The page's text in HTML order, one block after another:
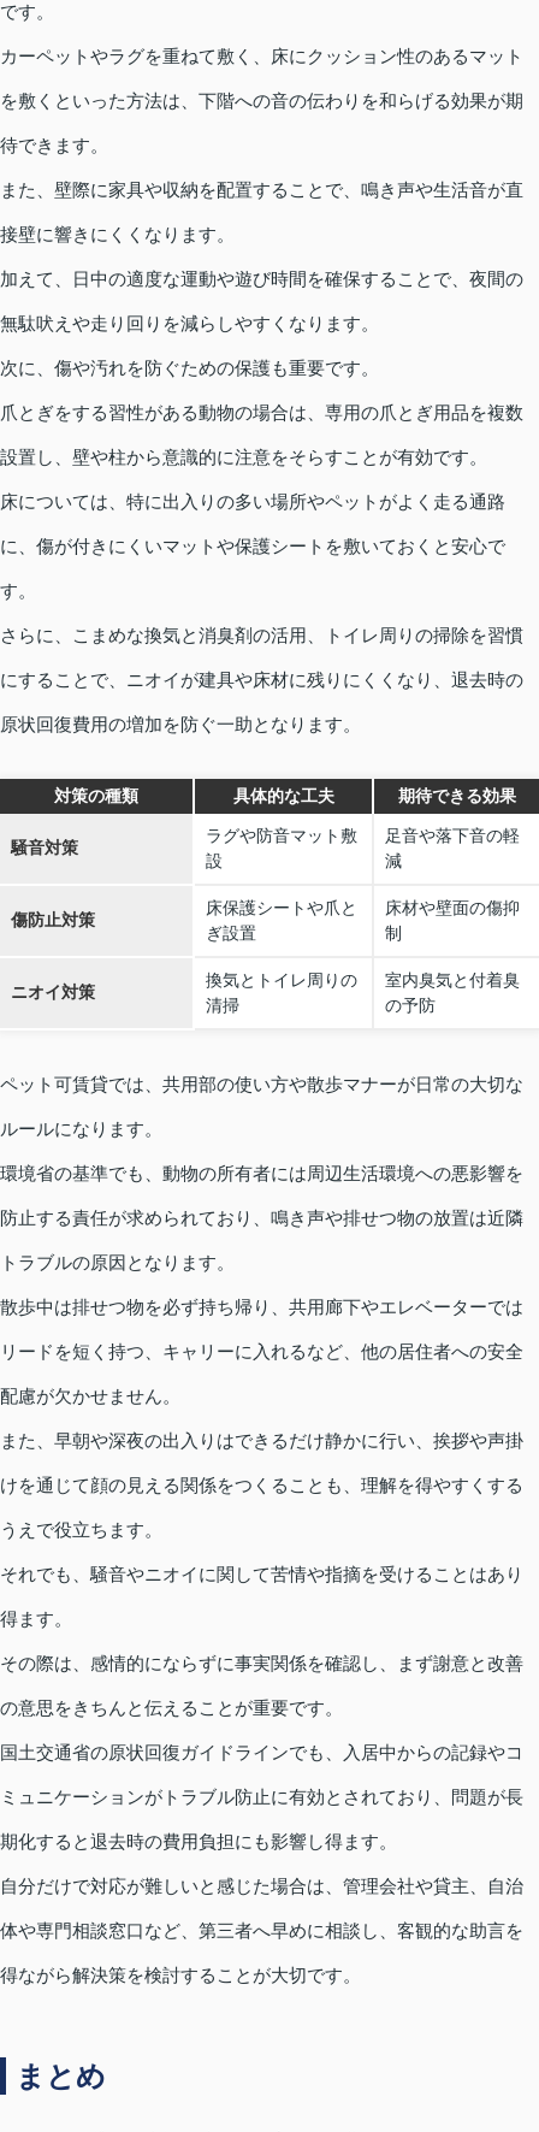
です。
カーペットやラグを重ねて敷く、床にクッション性のあるマット
を敷くといった方法は、下階への音の伝わりを和らげる効果が期
待できます。
また、壁際に家具や収納を配置することで、鳴き声や生活音が直
接壁に響きにくくなります。
加えて、日中の適度な運動や遊び時間を確保することで、夜間の
無駄吠えや走り回りを減らしやすくなります。
次に、傷や汚れを防ぐための保護も重要です。
爪とぎをする習性がある動物の場合は、専用の爪とぎ用品を複数
設置し、壁や柱から意識的に注意をそらすことが有効です。
床については、特に出入りの多い場所やペットがよく走る通路
に、傷が付きにくいマットや保護シートを敷いておくと安心で
す。
さらに、こまめな換気と消臭剤の活用、トイレ周りの掃除を習慣
にすることで、ニオイが建具や床材に残りにくくなり、退去時の
原状回復費用の増加を防ぐ一助となります。
対策の種類 具体的な工夫 期待できる効果
騒音対策
ラグや防音マット敷
設
足音や落下音の軽
減
傷防止対策
床保護シートや爪と
ぎ設置
床材や壁面の傷抑
制
ニオイ対策
換気とトイレ周りの
清掃
室内臭気と付着臭
の予防
ペット可賃貸では、共用部の使い方や散歩マナーが日常の大切な
ルールになります。
環境省の基準でも、動物の所有者には周辺生活環境への悪影響を
防止する責任が求められており、鳴き声や排せつ物の放置は近隣
トラブルの原因となります。
散歩中は排せつ物を必ず持ち帰り、共用廊下やエレベーターでは
リードを短く持つ、キャリーに入れるなど、他の居住者への安全
配慮が欠かせません。
また、早朝や深夜の出入りはできるだけ静かに行い、挨拶や声掛
けを通じて顔の見える関係をつくることも、理解を得やすくする
うえで役立ちます。
それでも、騒音やニオイに関して苦情や指摘を受けることはあり
得ます。
その際は、感情的にならずに事実関係を確認し、まず謝意と改善
の意思をきちんと伝えることが重要です。
国土交通省の原状回復ガイドラインでも、入居中からの記録やコ
ミュニケーションがトラブル防止に有効とされており、問題が長
期化すると退去時の費用負担にも影響し得ます。
自分だけで対応が難しいと感じた場合は、管理会社や貸主、自治
体や専門相談窓口など、第三者へ早めに相談し、客観的な助言を
得ながら解決策を検討することが大切です。
まとめ